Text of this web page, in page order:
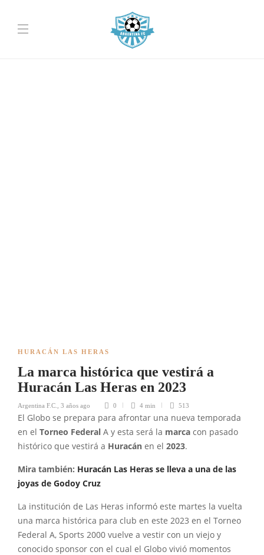
HURACÁN LAS HERAS
La marca histórica que vestirá a
Huracán Las Heras en 2023
Argentina F.C. 3 años ago 0 4 min 513
El Globo se prepara para afrontar una nueva temporada
en el Torneo Federal A y esta será la marca con pasado
histórico que vestirá a Huracán en el 2023.
Mira también: Huracán Las Heras se lleva a una de las
joyas de Godoy Cruz
La institución de Las Heras informó este martes la vuelta
una marca histórica para club en este 2023 en el Torneo
Federal A, Sports 2000 vuelve a vestir con un viejo y
conocido sponsor con el cual el Globo vivió momentos